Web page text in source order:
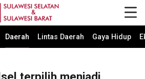
Daerah Lintas Daerah Gaya Hidup